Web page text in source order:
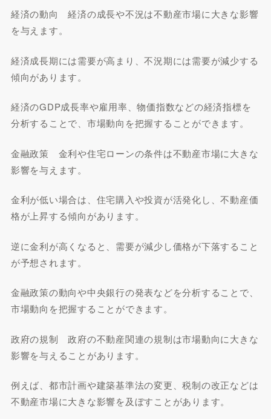
経済の動向 経済の成長や不況は不動産市場に大きな影響
を与えます。
経済成長期には需要が高まり、不況期には需要が減少する
傾向があります。
経済のGDP成長率や雇用率、物価指数などの経済指標を
分析することで、市場動向を把握することができます。
金融政策 金利や住宅ローンの条件は不動産市場に大きな
影響を与えます。
金利が低い場合は、住宅購入や投資が活発化し、不動産価
格が上昇する傾向があります。
逆に金利が高くなると、需要が減少し価格が下落すること
が予想されます。
金融政策の動向や中央銀行の発表などを分析することで、
市場動向を把握することができます。
政府の規制 政府の不動産関連の規制は市場動向に大きな
影響を与えることがあります。
例えば、都市計画や建築基準法の変更、税制の改正などは
不動産市場に大きな影響を及ぼすことがあります。